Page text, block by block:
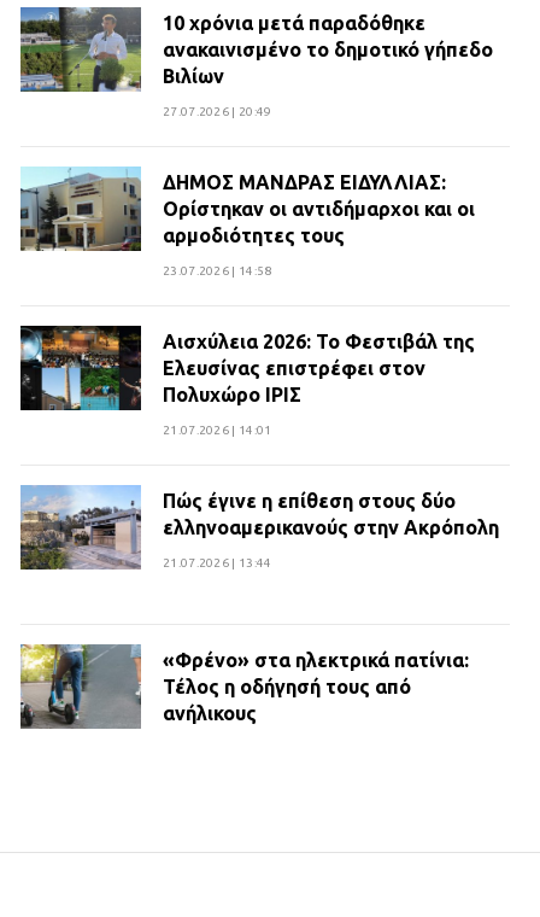
10 χρόνια μετά παραδόθηκε
ανακαινισμένο το δημοτικό γήπεδο
Βιλίων
27.07.2026 | 20:49
ΔΗΜΟΣ ΜΑΝΔΡΑΣ ΕΙΔΥΛΛΙΑΣ:
Ορίστηκαν οι αντιδήμαρχοι και οι
αρμοδιότητες τους
23.07.2026 | 14:58
Αισχύλεια 2026: Το Φεστιβάλ της
Ελευσίνας επιστρέφει στον
Πολυχώρο ΙΡΙΣ
21.07.2026 | 14:01
Πώς έγινε η επίθεση στους δύο
ελληνοαμερικανούς στην Ακρόπολη
21.07.2026 | 13:44
«Φρένο» στα ηλεκτρικά πατίνια:
Τέλος η οδήγησή τους από
ανήλικους